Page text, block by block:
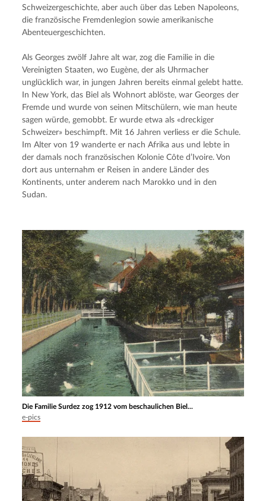
Schweizergeschichte, aber auch über das Leben Napoleons,
die französische Fremdenlegion sowie amerikanische
Abenteuergeschichten.
Als Georges zwölf Jahre alt war, zog die Familie in die
Vereinigten Staaten, wo Eugène, der als Uhrmacher
unglücklich war, in jungen Jahren bereits einmal gelebt hatte.
In New York, das Biel als Wohnort ablöste, war Georges der
Fremde und wurde von seinen Mitschülern, wie man heute
sagen würde, gemobbt. Er wurde etwa als «dreckiger
Schweizer» beschimpft. Mit 16 Jahren verliess er die Schule.
Im Alter von 19 wanderte er nach Afrika aus und lebte in
der damals noch französischen Kolonie Côte d’Ivoire. Von
dort aus unternahm er Reisen in andere Länder des
Kontinents, unter anderem nach Marokko und in den
Sudan.
Die Familie Surdez zog 1912 vom beschaulichen Biel...
e-pics